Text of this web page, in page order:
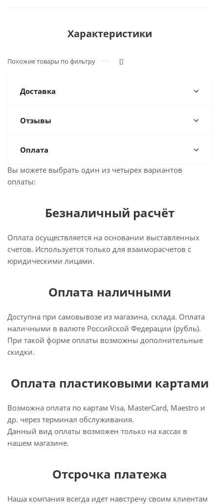
Характеристики
Похожие товары по фильтру []
Доставка
Отзывы
Оплата
Вы можете выбрать один из четырех вариантов
оплаты:
Безналичный расчёт
Оплата осуществляется на основании выставленных
счетов. Используется только для взаиморасчетов с
юридическими лицами.
Оплата наличными
Доступна при самовывозе из магазина, склада. Оплата
наличными в валюте Российской Федерации (рубль).
При такой форме оплаты возможны дополнительные
скидки.
Оплата пластиковыми картами
Возможна оплата по картам Visa, MasterCard, Maestro и
др. через терминал обслуживания.
Данный вид оплаты возможен только на кассах в
нашем магазине.
Отсрочка платежа
Наша компания всегда идет навстречу своим клиентам